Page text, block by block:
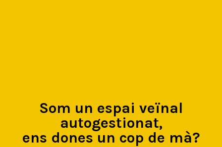
Som un espai veïnal
autogestionat,
ens dones un cop de mà?